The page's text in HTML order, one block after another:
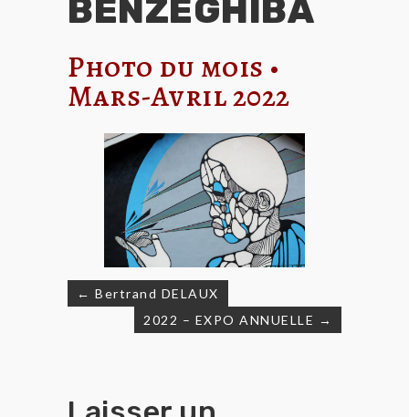
BENZEGHIBA
Photo du mois •
Mars-Avril 2022
Navigation
l’article
← Bertrand DELAUX
2022 – EXPO ANNUELLE →